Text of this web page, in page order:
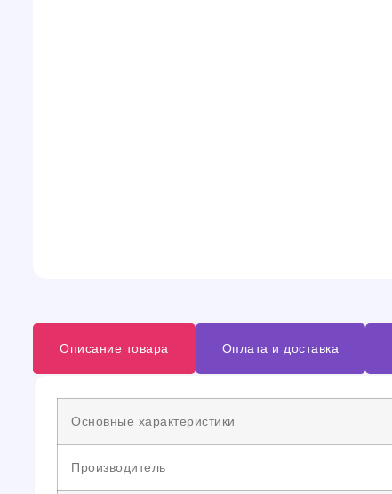
Описание товара Оплата и доставка
Основные характеристики
Производитель